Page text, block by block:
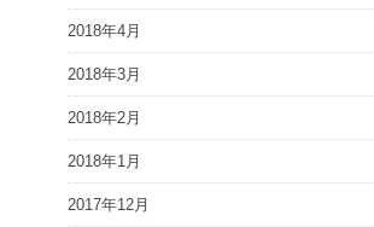
2018年4月
2018年3月
2018年2月
2018年1月
2017年12月